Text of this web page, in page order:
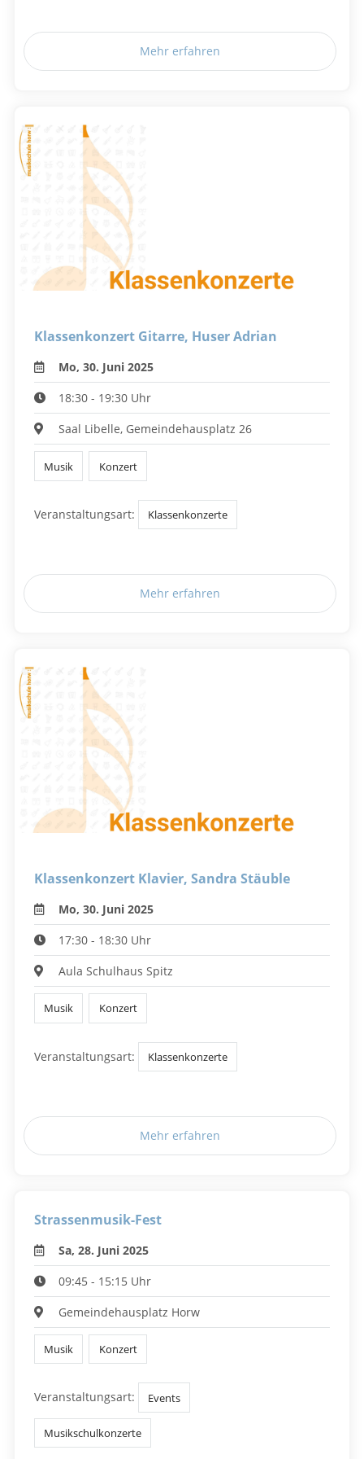
Mehr erfahren
Klassenkonzert Gitarre, Huser Adrian
Mo, 30. Juni 2025
18:30 - 19:30 Uhr
Saal Libelle, Gemeindehausplatz 26
Musik Konzert
Veranstaltungsart: Klassenkonzerte
Mehr erfahren
Klassenkonzert Klavier, Sandra Stäuble
Mo, 30. Juni 2025
17:30 - 18:30 Uhr
Aula Schulhaus Spitz
Musik Konzert
Veranstaltungsart: Klassenkonzerte
Mehr erfahren
Strassenmusik-Fest
Sa, 28. Juni 2025
09:45 - 15:15 Uhr
Gemeindehausplatz Horw
Musik Konzert
Veranstaltungsart: Events
Musikschulkonzerte